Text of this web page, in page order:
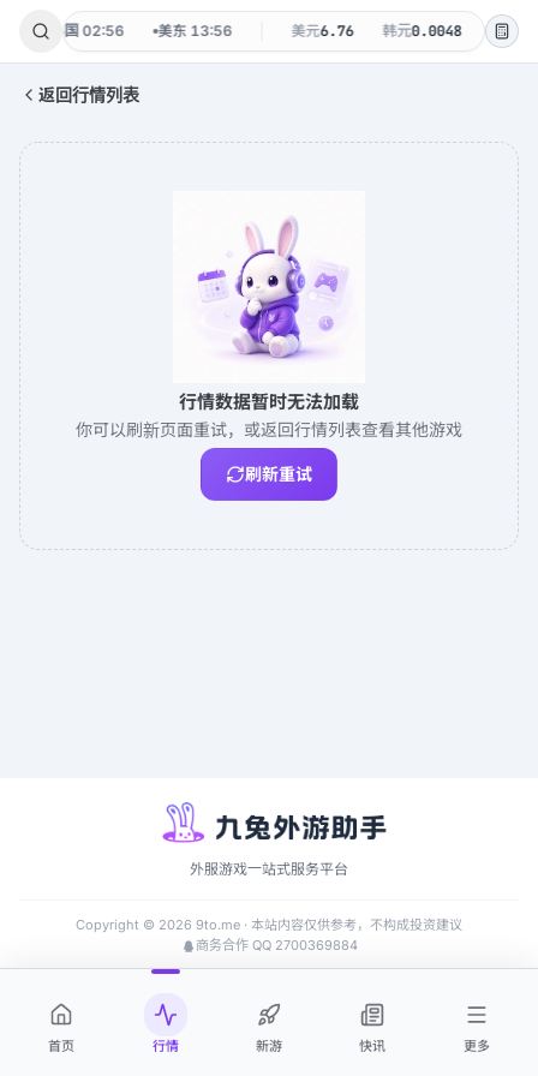
韩国 02:56 美东 13:56 美元6.76 韩元0.0048 台币
返回行情列表
行情数据暂时无法加载
你可以刷新页面重试，或返回行情列表查看其他游戏
刷新重试
外服游戏一站式服务平台
Copyright © 2026 9to.me · 本站内容仅供参考，不构成投资建议
商务合作 QQ 2700369884
首页 行情 新游 快讯 更多